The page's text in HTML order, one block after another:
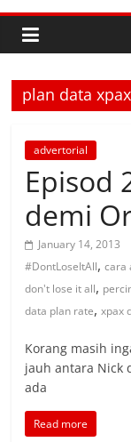
plan data xpax
advertorial
Episod
demi
January 14, 2013
#DontLoseItAll,cara
don't lose it all,
data plan rate,xpax
Korang masih
jauh antara Nick
ada
Read more